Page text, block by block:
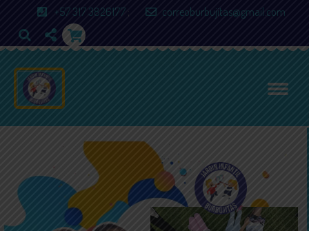
+57 317 3826177 ; correoburbujitas@gmail.com